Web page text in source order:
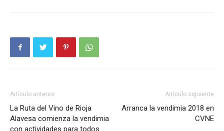
Artículo anterior
La Ruta del Vino de Rioja
Alavesa comienza la vendimia
con actividades para todos
Artículo siguiente
Arranca la vendimia 2018 en
CVNE